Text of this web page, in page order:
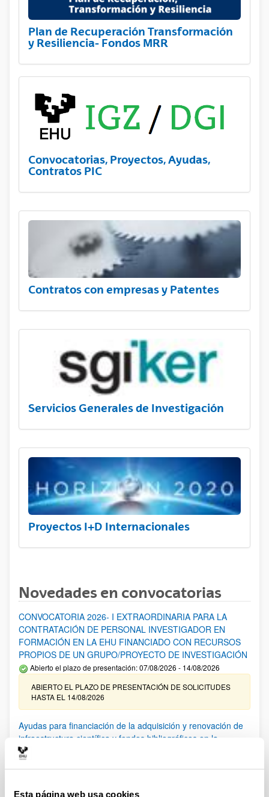
Esta página web usa cookies
Plan de Recuperación Transformación
y Resiliencia- Fondos MRR
Convocatorias, Proyectos, Ayudas,
Contratos PIC
Contratos con empresas y Patentes
Servicios Generales de Investigación
Proyectos I+D Internacionales
Novedades en convocatorias
CONVOCATORIA 2026- I EXTRAORDINARIA PARA LA
CONTRATACIÓN DE PERSONAL INVESTIGADOR EN
FORMACIÓN EN LA EHU FINANCIADO CON RECURSOS
PROPIOS DE UN GRUPO/PROYECTO DE INVESTIGACIÓN
Abierto el plazo de presentación: 07/08/2026 - 14/08/2026
ABIERTO EL PLAZO DE PRESENTACIÓN DE SOLICITUDES
HASTA EL 14/08/2026
Ayudas para financiación de la adquisición y renovación de
infraestructura científica y fondos bibliográficos en la
UPV/EHU 2026
solicitudes admitidas y excluidas. 23/03/2026: Relación